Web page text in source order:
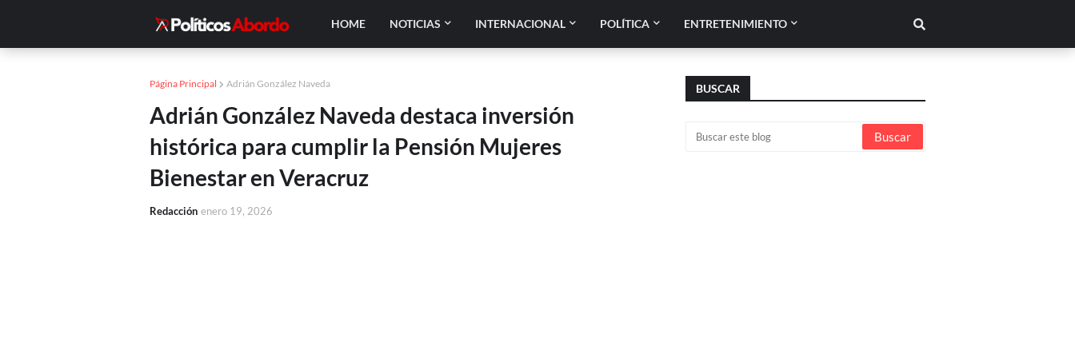
HOME NOTICIAS INTERNACIONAL POLÍTICA ENTRETENIMIENTO
Página Principal Adrián González Naveda
Adrián González Naveda destaca inversión
histórica para cumplir la Pensión Mujeres
Bienestar en Veracruz
Redacción enero 19, 2026
BUSCAR